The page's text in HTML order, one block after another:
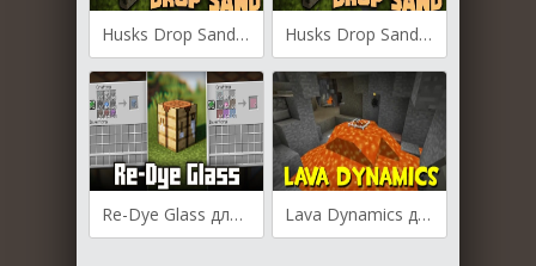
Husks Drop Sand для Майнкрафт [1.21.7, 1.21.6] Husks Drop Sand для Майнкрафт [1.21.5, 1.21.4, 1.21.3]
Re-Dye Glass для Майнкрафт [1.21.1, 1.21, 1.20.6] Lava Dynamics для Майнкрафт 1.12.2